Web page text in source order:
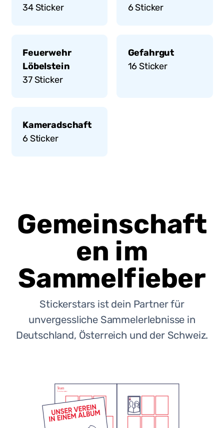
34Sticker
6Sticker
Feuerwehr
Löbelstein
37Sticker
Gefahrgut
16Sticker
Kameradschaft
6Sticker
Gemeinschaft
en im
Sammelfieber
Stickerstars ist dein Partner für
unvergessliche Sammelerlebnisse in
Deutschland, Österreich und der Schweiz.